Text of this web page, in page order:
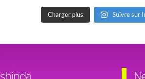
Charger plus Suivre sur